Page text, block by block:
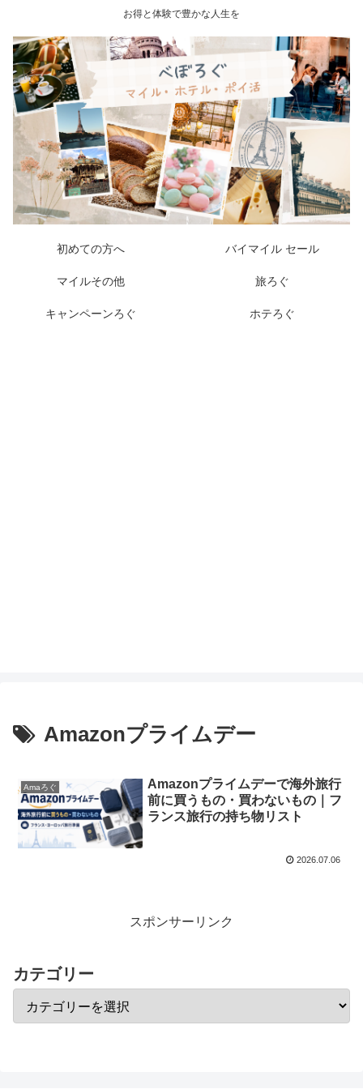
お得と体験で豊かな人生を
初めての方へ バイマイル セール
マイルその他 旅ろぐ
キャンペーンろぐ ホテろぐ
Amazonプライムデー
Amaろぐ
Amazonプライムデーで海外旅行
前に買うもの・買わないもの｜フ
ランス旅行の持ち物リスト
2026.07.06
スポンサーリンク
カテゴリー